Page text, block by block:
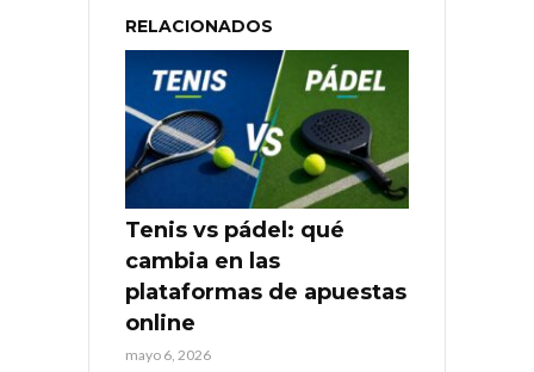
RELACIONADOS
Tenis vs pádel: qué
cambia en las
plataformas de apuestas
online
mayo 6, 2026